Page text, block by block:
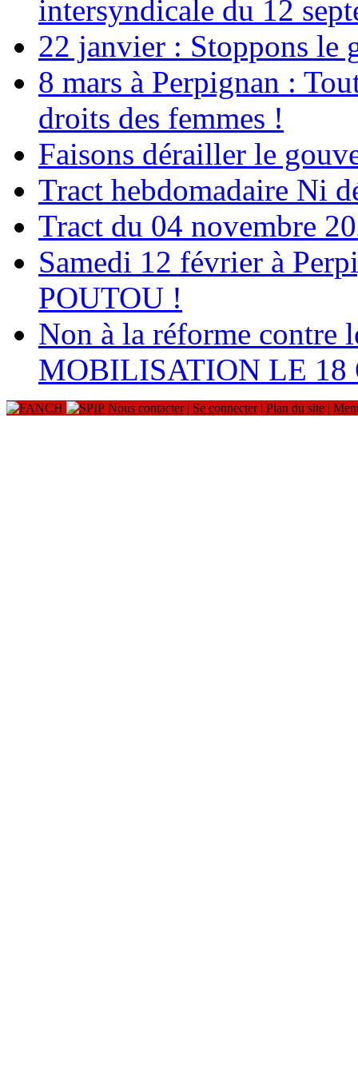
intersyndicale du 12
22 janvier : Stoppons le
8 mars à Perpignan :
droits des femmes !
Faisons dérailler le
Tract hebdomadaire Ni
Tract du 04 novembre
Samedi 12 février à
POUTOU !
Non à la réforme contre
MOBILISATION LE 18
Nous contacter| Se connecter| Plan du site |